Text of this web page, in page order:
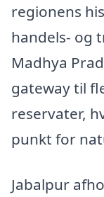
regionens
handels- og
Madhya
gateway til
reservater,
punkt for
Jabalpur